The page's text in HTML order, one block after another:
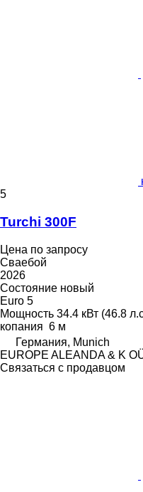
5
Turchi 300F
Цена по запросу
Сваебой
2026
Состояние новый
Euro 5
Мощность 34.4 кВт (46.8
копания 6 м
Германия, Munich
EUROPE ALEANDA & K
Связаться с продавцом